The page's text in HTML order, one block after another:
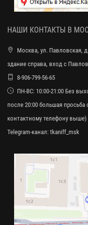
НАШИ КОНТАКТЫ В
Москва, ул. Павловская,
здание справа, вход с
8-906-799-56-65
ПН-ВС: 10:00-21:00 Без
после 20:00 большая
контактному телефону выше)
Telegram-канал: tkaniff_msk